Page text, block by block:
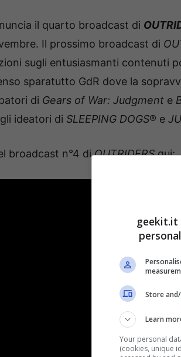
il quarto broadcast di
Il prossimo broadcast di
sugli entusiasmanti contenuti
sparatutto GdR dove la
di Gears of War: Judgment e
ideatori di SLEEPING DOGS® e
broadcast n°4 diOUTRIDERSqui:
geekit.it
Store
Learn
Your personal
(cookies, unique